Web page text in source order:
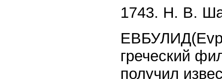
1743. H. В.
греческий
получил